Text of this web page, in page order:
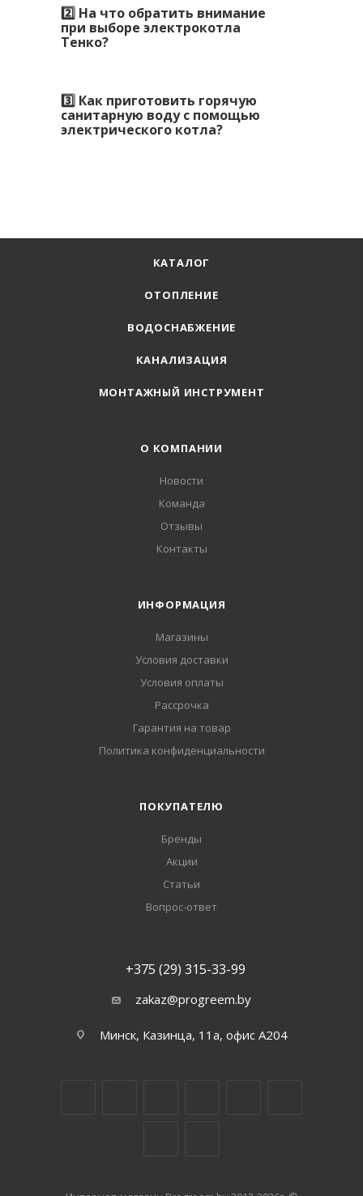
2️⃣ На что обратить внимание
при выборе электрокотла
Тенко?
3️⃣ Как приготовить горячую
санитарную воду с помощью
электрического котла?
КАТАЛОГ
ОТОПЛЕНИЕ
ВОДОСНАБЖЕНИЕ
КАНАЛИЗАЦИЯ
МОНТАЖНЫЙ ИНСТРУМЕНТ
О КОМПАНИИ
Новости
Команда
Отзывы
Контакты
ИНФОРМАЦИЯ
Магазины
Условия доставки
Условия оплаты
Рассрочка
Гарантия на товар
Политика конфиденциальности
ПОКУПАТЕЛЮ
Бренды
Акции
Статьи
Вопрос-ответ
+375 (29) 315-33-99
zakaz@progreem.by
Минск, Казинца, 11а, офис А204